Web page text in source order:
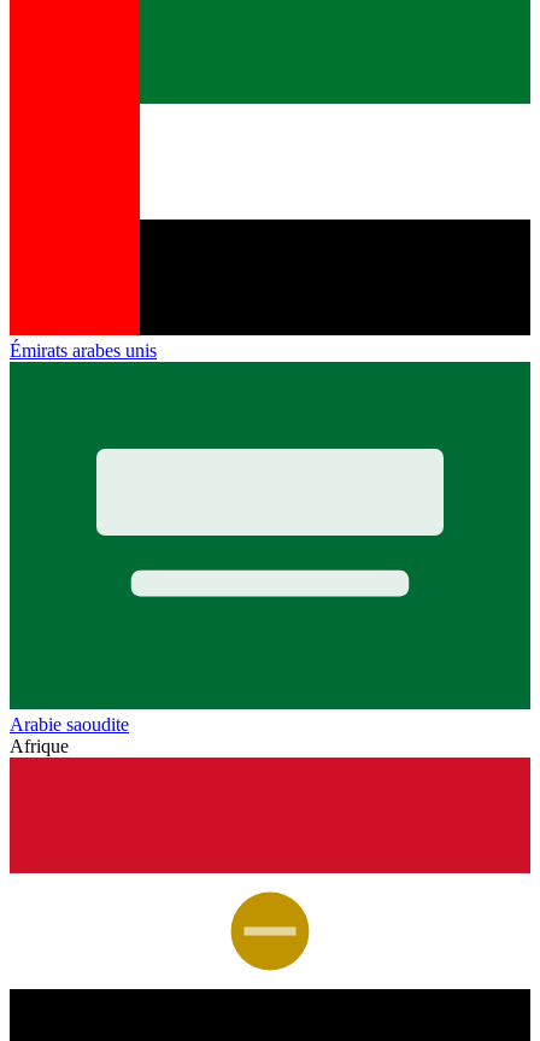
Émirats arabes unis
Arabie saoudite
Afrique